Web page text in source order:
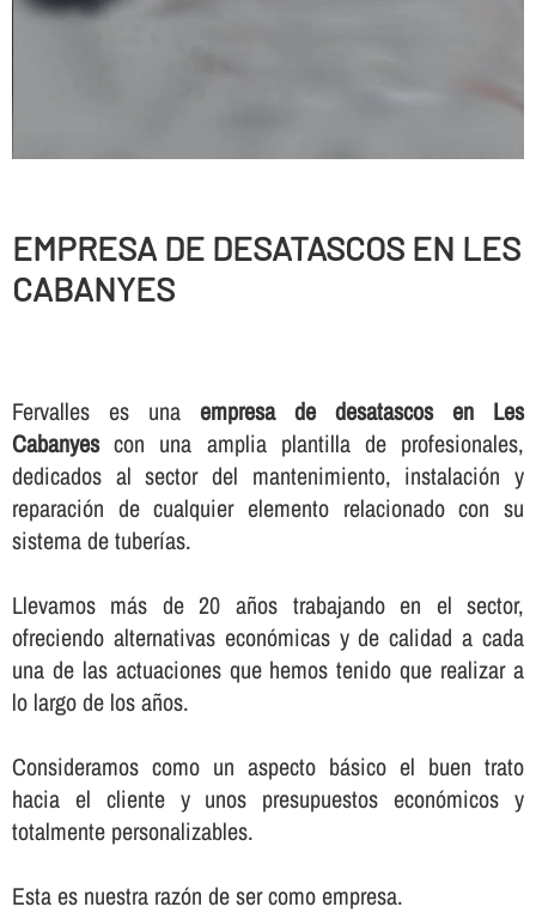
EMPRESA DE DESATASCOS EN LES
CABANYES
Fervalles es una empresa de desatascos en Les
Cabanyescon una amplia plantilla de profesionales,
dedicados al sector del mantenimiento, instalación y
reparación de cualquier elemento relacionado con su
sistema de tuberí­as.
Llevamos más de 20 años trabajando en el sector,
ofreciendo alternativas económicas y de calidad a cada
una de las actuaciones que hemos tenido que realizar a
lo largo de los años.
Consideramos como un aspecto básico el buen trato
hacia el cliente y unos presupuestos económicos y
totalmente personalizables.
Esta es nuestra razón de ser como empresa.